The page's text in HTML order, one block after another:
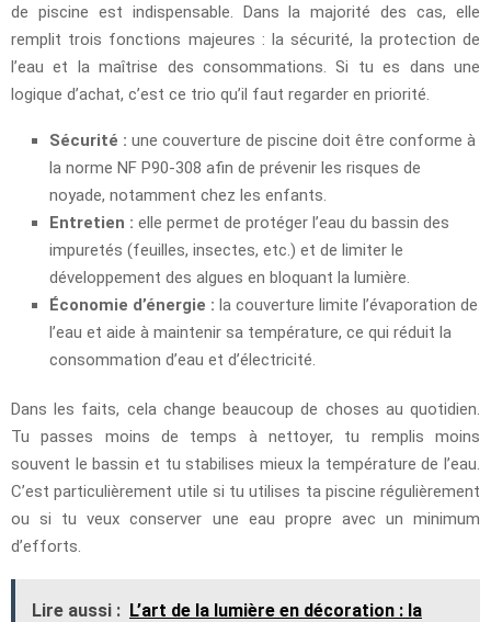
de piscine est indispensable. Dans la majorité des cas, elle
remplit trois fonctions majeures : la sécurité, la protection de
l’eau et la maîtrise des consommations. Si tu es dans une
logique d’achat, c’est ce trio qu’il faut regarder en priorité.
Sécurité : une couverture de piscine doit être conforme à
la norme NF P90-308 afin de prévenir les risques de
noyade, notamment chez les enfants.
Entretien : elle permet de protéger l’eau du bassin des
impuretés (feuilles, insectes, etc.) et de limiter le
développement des algues en bloquant la lumière.
Économie d’énergie : la couverture limite l’évaporation de
l’eau et aide à maintenir sa température, ce qui réduit la
consommation d’eau et d’électricité.
Dans les faits, cela change beaucoup de choses au quotidien.
Tu passes moins de temps à nettoyer, tu remplis moins
souvent le bassin et tu stabilises mieux la température de l’eau.
C’est particulièrement utile si tu utilises ta piscine régulièrement
ou si tu veux conserver une eau propre avec un minimum
d’efforts.
Lire aussi : L’art de la lumière en décoration : la